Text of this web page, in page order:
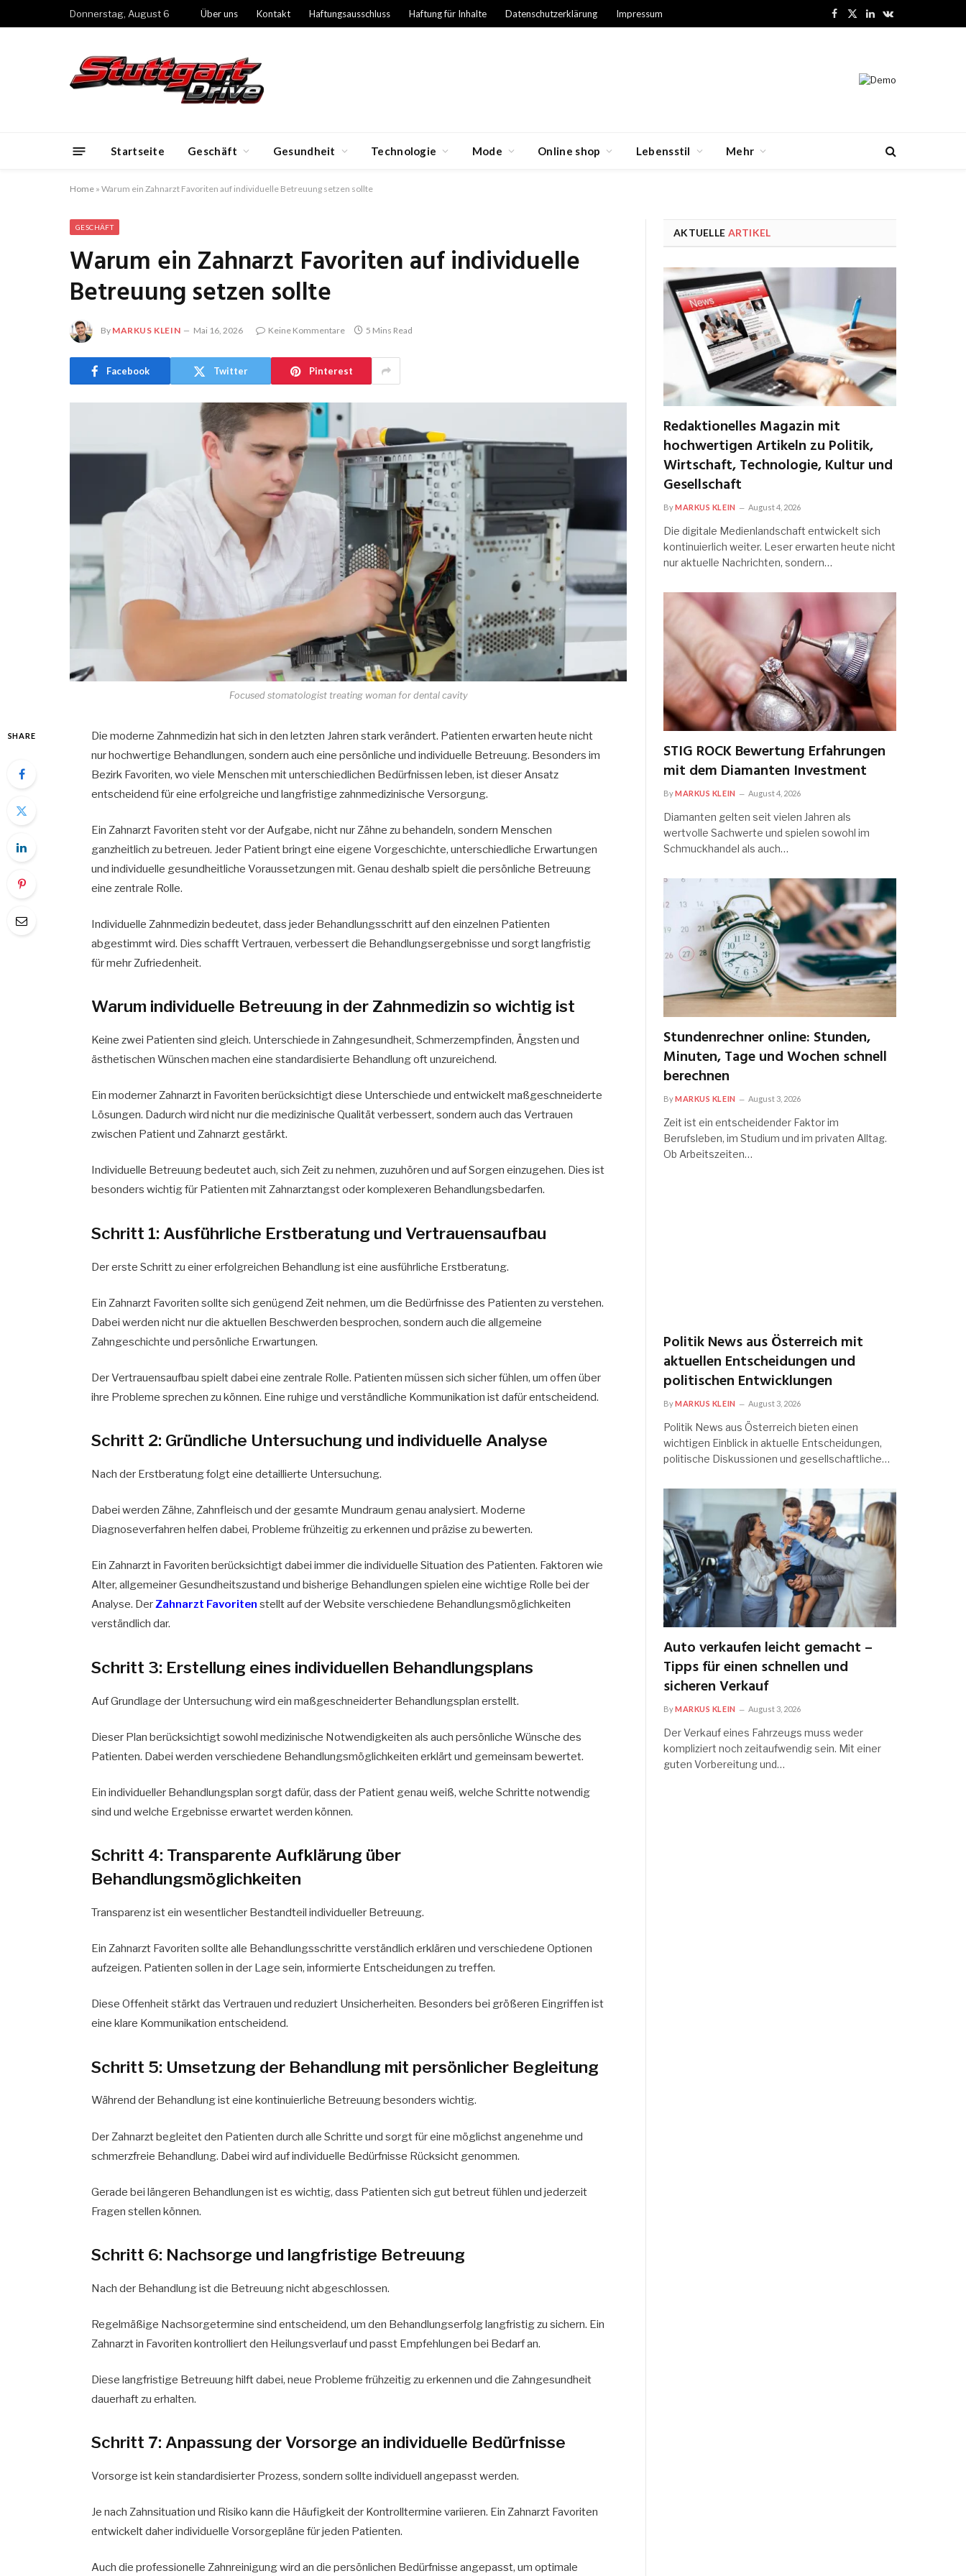
Donnerstag, August 6 Über uns Kontakt Haftungsausschluss Haftung für Inhalte Datenschutzerklärung Impressum
Facebook
X
LinkedInVKontakte
Startseite Geschäft Gesundheit Technologie Mode Online shop Lebensstil Mehr
Home » Warum ein Zahnarzt Favoriten auf individuelle Betreuung setzen sollte
GESCHÄFT
Warum ein Zahnarzt Favoriten auf individuelle
Betreuung setzen sollte
By MARKUS KLEIN Mai 16, 2026 Keine Kommentare 5 Mins Read
Facebook Twitter Pinterest
Focused stomatologist treating woman for dental cavity
SHARE
Die moderne Zahnmedizin hat sich in den letzten Jahren stark verändert. Patienten erwarten heute nicht
nur hochwertige Behandlungen, sondern auch eine persönliche und individuelle Betreuung. Besonders im
Bezirk Favoriten, wo viele Menschen mit unterschiedlichen Bedürfnissen leben, ist dieser Ansatz
entscheidend für eine erfolgreiche und langfristige zahnmedizinische Versorgung.
Ein Zahnarzt Favoriten steht vor der Aufgabe, nicht nur Zähne zu behandeln, sondern Menschen
ganzheitlich zu betreuen. Jeder Patient bringt eine eigene Vorgeschichte, unterschiedliche Erwartungen
und individuelle gesundheitliche Voraussetzungen mit. Genau deshalb spielt die persönliche Betreuung
eine zentrale Rolle.
Individuelle Zahnmedizin bedeutet, dass jeder Behandlungsschritt auf den einzelnen Patienten
abgestimmt wird. Dies schafft Vertrauen, verbessert die Behandlungsergebnisse und sorgt langfristig
für mehr Zufriedenheit.
Warum individuelle Betreuung in der Zahnmedizin so wichtig ist
Keine zwei Patienten sind gleich. Unterschiede in Zahngesundheit, Schmerzempfinden, Ängsten und
ästhetischen Wünschen machen eine standardisierte Behandlung oft unzureichend.
Ein moderner Zahnarzt in Favoriten berücksichtigt diese Unterschiede und entwickelt maßgeschneiderte
Lösungen. Dadurch wird nicht nur die medizinische Qualität verbessert, sondern auch das Vertrauen
zwischen Patient und Zahnarzt gestärkt.
Individuelle Betreuung bedeutet auch, sich Zeit zu nehmen, zuzuhören und auf Sorgen einzugehen. Dies ist
besonders wichtig für Patienten mit Zahnarztangst oder komplexeren Behandlungsbedarfen.
Schritt 1: Ausführliche Erstberatung und Vertrauensaufbau
Der erste Schritt zu einer erfolgreichen Behandlung ist eine ausführliche Erstberatung.
Ein Zahnarzt Favoriten sollte sich genügend Zeit nehmen, um die Bedürfnisse des Patienten zu verstehen.
Dabei werden nicht nur die aktuellen Beschwerden besprochen, sondern auch die allgemeine
Zahngeschichte und persönliche Erwartungen.
Der Vertrauensaufbau spielt dabei eine zentrale Rolle. Patienten müssen sich sicher fühlen, um offen über
ihre Probleme sprechen zu können. Eine ruhige und verständliche Kommunikation ist dafür entscheidend.
Schritt 2: Gründliche Untersuchung und individuelle Analyse
Nach der Erstberatung folgt eine detaillierte Untersuchung.
Dabei werden Zähne, Zahnfleisch und der gesamte Mundraum genau analysiert. Moderne
Diagnoseverfahren helfen dabei, Probleme frühzeitig zu erkennen und präzise zu bewerten.
Ein Zahnarzt in Favoriten berücksichtigt dabei immer die individuelle Situation des Patienten. Faktoren wie
Alter, allgemeiner Gesundheitszustand und bisherige Behandlungen spielen eine wichtige Rolle bei der
Analyse. DerZahnarzt Favoriten stellt auf der Website verschiedene Behandlungsmöglichkeiten
verständlich dar.
Schritt 3: Erstellung eines individuellen Behandlungsplans
Auf Grundlage der Untersuchung wird ein maßgeschneiderter Behandlungsplan erstellt.
Dieser Plan berücksichtigt sowohl medizinische Notwendigkeiten als auch persönliche Wünsche des
Patienten. Dabei werden verschiedene Behandlungsmöglichkeiten erklärt und gemeinsam bewertet.
Ein individueller Behandlungsplan sorgt dafür, dass der Patient genau weiß, welche Schritte notwendig
sind und welche Ergebnisse erwartet werden können.
Schritt 4: Transparente Aufklärung über
Behandlungsmöglichkeiten
Transparenz ist ein wesentlicher Bestandteil individueller Betreuung.
Ein Zahnarzt Favoriten sollte alle Behandlungsschritte verständlich erklären und verschiedene Optionen
aufzeigen. Patienten sollen in der Lage sein, informierte Entscheidungen zu treffen.
Diese Offenheit stärkt das Vertrauen und reduziert Unsicherheiten. Besonders bei größeren Eingriffen ist
eine klare Kommunikation entscheidend.
Schritt 5: Umsetzung der Behandlung mit persönlicher Begleitung
Während der Behandlung ist eine kontinuierliche Betreuung besonders wichtig.
Der Zahnarzt begleitet den Patienten durch alle Schritte und sorgt für eine möglichst angenehme und
schmerzfreie Behandlung. Dabei wird auf individuelle Bedürfnisse Rücksicht genommen.
Gerade bei längeren Behandlungen ist es wichtig, dass Patienten sich gut betreut fühlen und jederzeit
Fragen stellen können.
Schritt 6: Nachsorge und langfristige Betreuung
Nach der Behandlung ist die Betreuung nicht abgeschlossen.
Regelmäßige Nachsorgetermine sind entscheidend, um den Behandlungserfolg langfristig zu sichern. Ein
Zahnarzt in Favoriten kontrolliert den Heilungsverlauf und passt Empfehlungen bei Bedarf an.
Diese langfristige Betreuung hilft dabei, neue Probleme frühzeitig zu erkennen und die Zahngesundheit
dauerhaft zu erhalten.
Schritt 7: Anpassung der Vorsorge an individuelle Bedürfnisse
Vorsorge ist kein standardisierter Prozess, sondern sollte individuell angepasst werden.
Je nach Zahnsituation und Risiko kann die Häufigkeit der Kontrolltermine variieren. Ein Zahnarzt Favoriten
entwickelt daher individuelle Vorsorgepläne für jeden Patienten.
Auch die professionelle Zahnreinigung wird an die persönlichen Bedürfnisse angepasst, um optimale
AKTUELLE ARTIKEL
Redaktionelles Magazin mit
hochwertigen Artikeln zu Politik,
Wirtschaft, Technologie, Kultur und
Gesellschaft
ByMARKUS KLEIN August 4, 2026
Die digitale Medienlandschaft entwickelt sich
kontinuierlich weiter. Leser erwarten heute nicht
nur aktuelle Nachrichten, sondern…
STIG ROCK Bewertung Erfahrungen
mit dem Diamanten Investment
ByMARKUS KLEIN August 4, 2026
Diamanten gelten seit vielen Jahren als
wertvolle Sachwerte und spielen sowohl im
Schmuckhandel als auch…
Stundenrechner online: Stunden,
Minuten, Tage und Wochen schnell
berechnen
ByMARKUS KLEIN August 3, 2026
Zeit ist ein entscheidender Faktor im
Berufsleben, im Studium und im privaten Alltag.
Ob Arbeitszeiten…
Politik News aus Österreich mit
aktuellen Entscheidungen und
politischen Entwicklungen
ByMARKUS KLEIN August 3, 2026
Politik News aus Österreich bieten einen
wichtigen Einblick in aktuelle Entscheidungen,
politische Diskussionen und gesellschaftliche…
Auto verkaufen leicht gemacht –
Tipps für einen schnellen und
sicheren Verkauf
ByMARKUS KLEIN August 3, 2026
Der Verkauf eines Fahrzeugs muss weder
kompliziert noch zeitaufwendig sein. Mit einer
guten Vorbereitung und…